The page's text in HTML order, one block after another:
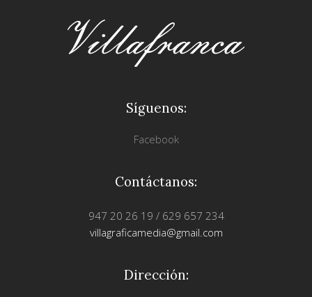
Síguenos:
Facebook
Contáctanos:
947 20 26 19 / 629 657 234
villagraficamedia@gmail.com
Dirección: